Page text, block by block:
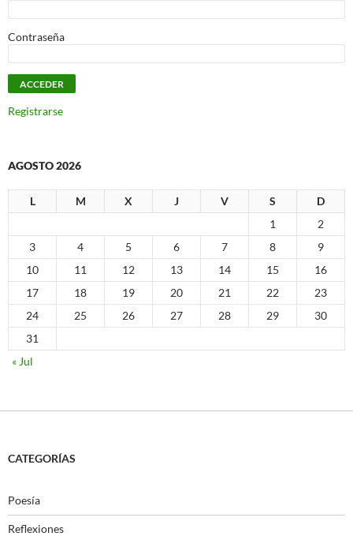
Contraseña
Registrarse
AGOSTO 2026
L M X J V S
D
1
2
3
4 5 6 7 8
9
10
11 12 13 14 15
16
17
18 19 20 21 22
23
24
25 26 27 28 29
30
31
« Jul
CATEGORÍAS
Poesía
Reflexiones